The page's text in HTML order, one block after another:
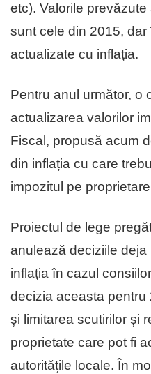
etc). Valorile
sunt cele din 2015, dar
actualizate cu inflația.
Pentru anul următor, o
actualizarea valorilor
Fiscal, propusă acum
din inflația cu care
impozitul pe
Proiectul de lege
anulează deciziile
inflația în cazul
decizia aceasta pentru
și limitarea scutirilor și
proprietate care pot fi
autoritățile locale. În